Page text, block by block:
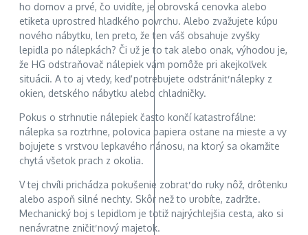
ho domov a prvé, čo uvidíte, je obrovská cenovka alebo
etiketa uprostred hladkého povrchu. Alebo zvažujete kúpu
nového nábytku, len preto, že ten váš obsahuje zvyšky
lepidla po nálepkách? Či už je to tak alebo onak, výhodou je,
že HG odstraňovač nálepiek vám pomôže pri akejkoľvek
situácii. A to aj vtedy, keď potrebujete odstrániť nálepky z
okien, detského nábytku alebo chladničky.
Pokus o strhnutie nálepiek často končí katastrofálne:
nálepka sa roztrhne, polovica papiera ostane na mieste a vy
bojujete s vrstvou lepkavého nánosu, na ktorý sa okamžite
chytá všetok prach z okolia.
V tej chvíli prichádza pokušenie zobrať do ruky nôž, drôtenku
alebo aspoň silné nechty. Skôr než to urobíte, zadržte.
Mechanický boj s lepidlom je totiž najrýchlejšia cesta, ako si
nenávratne zničiť nový majetok.